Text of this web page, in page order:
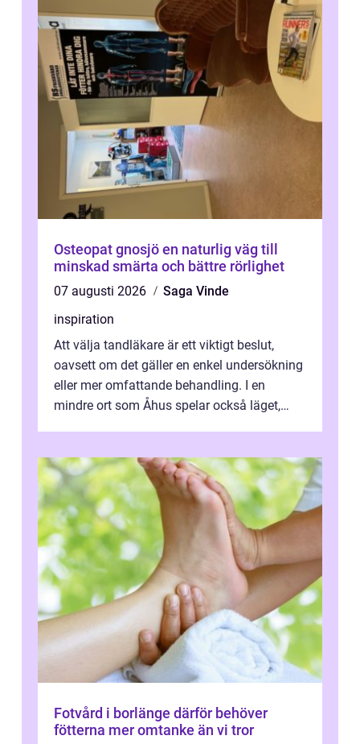
Osteopat gnosjö en naturlig väg till
minskad smärta och bättre rörlighet
07 augusti 2026
Saga Vinde
inspiration
Att välja tandläkare är ett viktigt beslut,
oavsett om det gäller en enkel undersökning
eller mer omfattande behandling. I en
mindre ort som Åhus spelar också läget,
Fotvård i borlänge därför behöver
fötterna mer omtanke än vi tror